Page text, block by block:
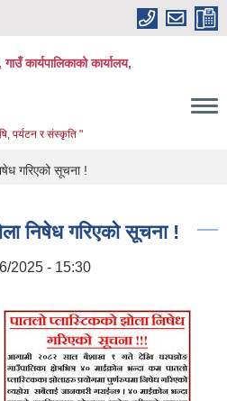
कार्यपालिकाको कार्यालय,
पर्यटन र संस्कृति "
गरिएको सूचना !
निषेध गरिएको सूचना !
2025 - 15:30